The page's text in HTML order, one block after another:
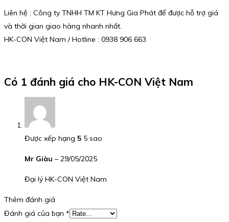
Liên hệ : Công ty TNHH TM KT Hưng Gia Phát để được hỗ trợ giá
và thời gian giao hàng nhanh nhất.
HK-CON Việt Nam / Hotline : 0938 906 663
Có 1 đánh giá cho HK-CON Việt Nam
Được xếp hạng 5 5 sao
Mr Giàu – 29/05/2025
Đại lý HK-CON Việt Nam
Thêm đánh giá
Đánh giá của bạn *